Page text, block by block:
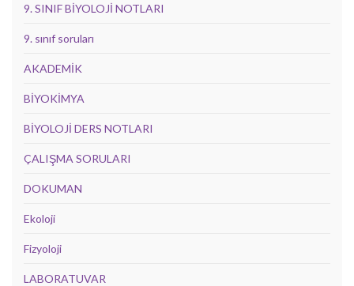
9. SINIF BİYOLOJİ NOTLARI
9. sınıf soruları
AKADEMİK
BİYOKİMYA
BİYOLOJİ DERS NOTLARI
ÇALIŞMA SORULARI
DOKUMAN
Ekoloji
Fizyoloji
LABORATUVAR